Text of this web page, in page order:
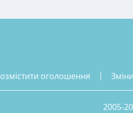
розмістити оголошення
2005-